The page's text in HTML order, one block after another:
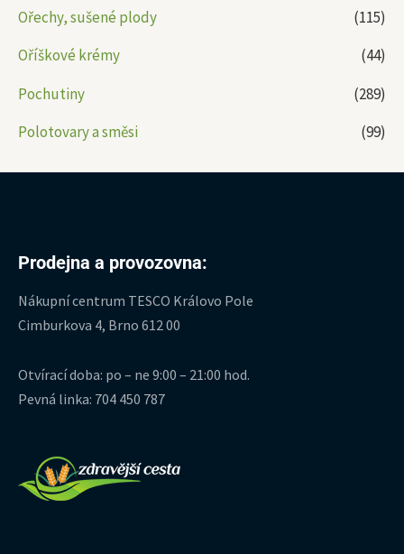
Ořechy, sušené plody
(115)
Oříškové krémy
(44)
Pochutiny
(289)
Polotovary a směsi
(99)
Prodejna a provozovna:
Nákupní centrum TESCO Královo Pole
Cimburkova 4, Brno 612 00
Otvírací doba: po – ne 9:00 – 21:00 hod.
Pevná linka: 704 450 787